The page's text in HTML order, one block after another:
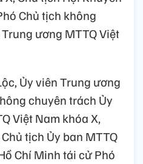
Chủ tịch không
ương MTTQ Việt
Ủy viên Trung ương
chuyên trách Ủy
Việt Nam khóa X,
tịch Ủy ban MTTQ
Chí Minh tái cử Phó